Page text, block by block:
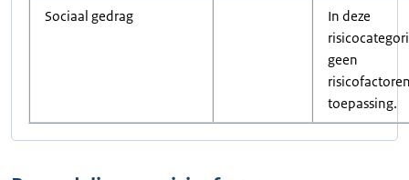
Sociaal gedrag
In deze
geen
toepassing.